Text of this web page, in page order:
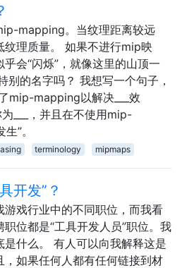
mapping。当纹理距离较远
纹理质量。 如果不进行mip映
乎会“闪烁”，就像这里的山顶一
别的名字吗？ 我想写一个句子，
mip-mapping以解决___效
为___，并且在不使用mip-
”。
terminology mipmaps
开发”？
游戏行业中的不同职位，而我看
位都是“工具开发人员”职位。我
是什么。 有人可以向我解释这是
，如果任何人都有任何链接到材